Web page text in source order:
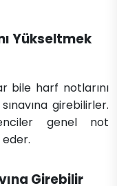
Yükseltmek
bile harf notlarını
girebilirler.
genel not
eder.
Girebilir